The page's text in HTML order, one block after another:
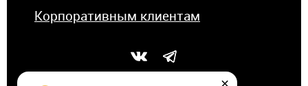
Корпоративным клиентам